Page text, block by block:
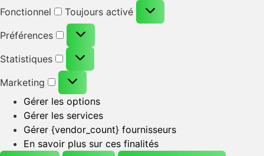
Fonctionnel
Toujours activé
Préférences
Statistiques
Marketing
Gérer les options
Gérer les services
Gérer {vendor_count} fournisseurs
En savoir plus sur ces finalités